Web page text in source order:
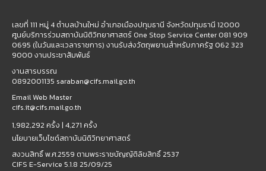
เลขที่ 111 หมู่ 4 ตำบลบ้านใหม่ อำเภอเมืองปทุมธานี จังหวัดปทุมธานี 12000
ศูนย์บริการร่วมสถาบันนิติวิทยาศาสตร์ One Stop Service Center 081 909
0695 (ในวันและเวลาราชการ) งานรับส่งวัตถุพยานสำหรับภาครัฐ 062 323
9000 งานประชาสัมพันธ์
งานสารบรรณ
0892001135 saraban@cifs.mail.go.th
Email Web Master
cifs.it@cifs.mail.go.th
1,982,292 ครั้ง | 4,271 ครั้ง
นโยบายเว็บไซต์สถาบันนิติวิทยาศาสตร์
สงวนสิทธิ์ พ.ศ.2559 ตามพระราชบัญญัติลิขสิทธิ์ 2537
CIFS E-Service 5.1.8 25/09/25